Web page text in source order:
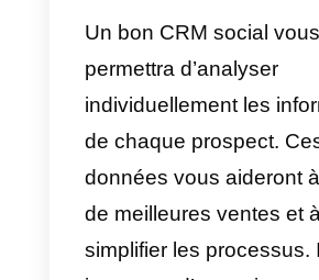
besoins.
Il existe de
sur le marché,
fondées sur les